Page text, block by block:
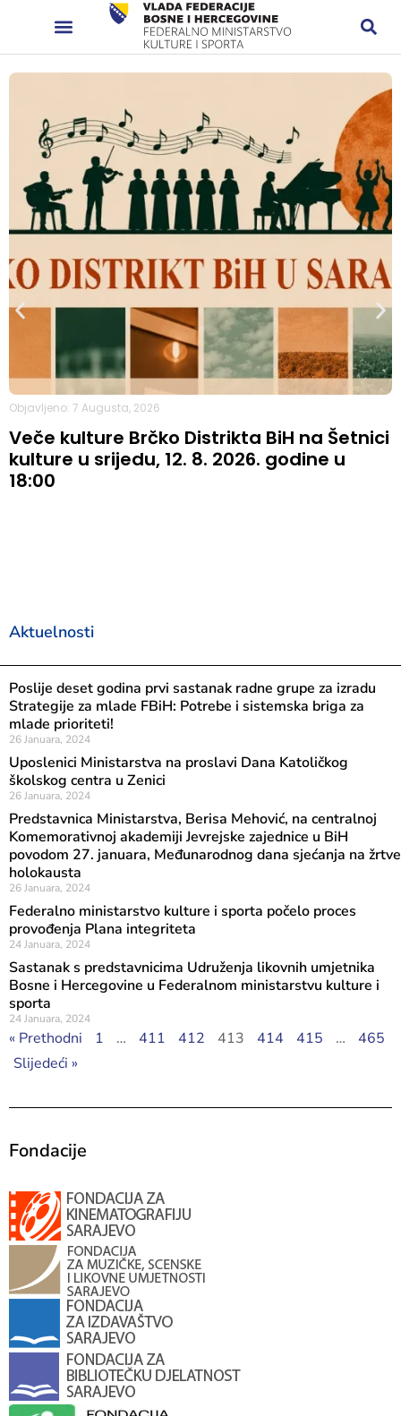
Objavljeno: 7 Augusta, 2026
Veče kulture Brčko Distrikta BiH na Šetnici
kulture u srijedu, 12. 8. 2026. godine u
18:00
Aktuelnosti
Poslije deset godina prvi sastanak radne grupe za izradu
Strategije za mlade FBiH: Potrebe i sistemska briga za
mlade prioriteti!
26 Januara, 2024
Uposlenici Ministarstva na proslavi Dana Katoličkog
školskog centra u Zenici
26 Januara, 2024
Predstavnica Ministarstva, Berisa Mehović, na centralnoj
Komemorativnoj akademiji Jevrejske zajednice u BiH
povodom 27. januara, Međunarodnog dana sjećanja na žrtve
holokausta
26 Januara, 2024
Federalno ministarstvo kulture i sporta počelo proces
provođenja Plana integriteta
24 Januara, 2024
Sastanak s predstavnicima Udruženja likovnih umjetnika
Bosne i Hercegovine u Federalnom ministarstvu kulture i
sporta
24 Januara, 2024
« Prethodni 1 … 411 412 413 414 415 …
465
Slijedeći »
Fondacije